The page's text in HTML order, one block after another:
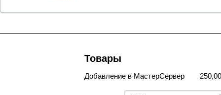
Товары
Добавление в МастерСервер